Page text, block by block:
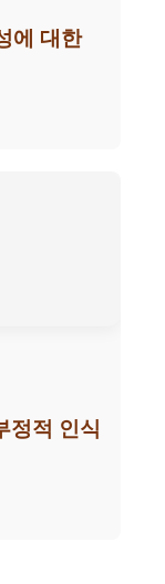
에 대한
정적 인식